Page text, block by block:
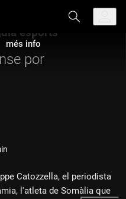
més info
esports
por
Catozzella, el periodista
l'atleta de Somàlia que